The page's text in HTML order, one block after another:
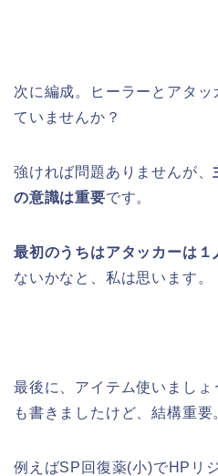
次に編成。ヒーラーとアタ
ていませんか？
強ければ問題ありませんが、
の意識は重要です。
最初のうちはアタッカーは１
ないかなと、私は思います。
最後に、アイテム使いまし
も書きましたけど、結構重要
例えばSP回復薬(小)でHPリ